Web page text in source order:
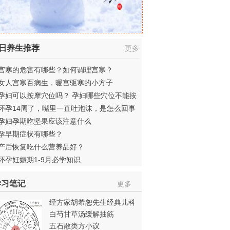
养生推荐 更多
寒的危害有哪些？如何调理宫寒？
人宫寒百病生，暖宫驱寒的小方子
妇可以按摩穴位吗？ 孕妇哪些穴位不能按
孕14周了，嘴里一直吐泡沫，是怎么回事
？
妇孕期吃坚果应该注意什么
早期症状有哪些？
后恢复吃什么营养品好？
孕妊娠期1-9月必学知识
笔记 更多
经方家胡希恕先生经典儿科
医案
白芍甘草汤缓解抽筋
五石散类方小议